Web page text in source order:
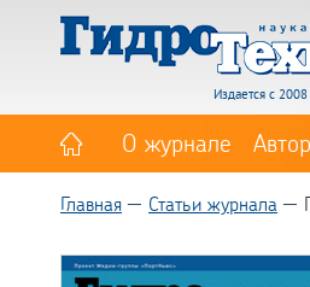
Издается с
О журнале
Главная Статьи журнала